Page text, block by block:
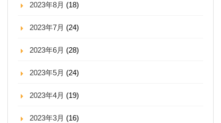
2023年8月 (18)
2023年7月 (24)
2023年6月 (28)
2023年5月 (24)
2023年4月 (19)
2023年3月 (16)